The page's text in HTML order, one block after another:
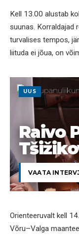
Kell 13.00 alustab
suunas. Korraldajad
turvalises tempos,
liituda ei jõua, on
UUS
Raivo
VAATA
Orienteeruvalt kell
Võru–Valga